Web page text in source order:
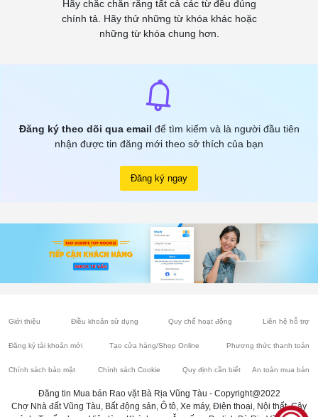
Hãy chắc chắn rằng tất cả các từ đều đúng
chính tả. Hãy thử những từ khóa khác hoặc
những từ khóa chung hơn.
Đăng ký theo dõi qua email để tìm kiếm và là người đầu tiên
nhận được tin đăng mới theo sở thích của bạn
Đăng ký ngay
Giới thiệu Điều khoản sử dụng Quy chế hoạt động Liên hệ hỗ trợ
Đăng ký tài khoản mới Tạo cửa hàng/Shop Online Phương thức thanh toán
Chính sách bảo mật Chính sách Cookie Quy định cần biết An toàn mua bán
Đăng tin Mua bán Rao vặt Bà Rịa Vũng Tàu - Copyright@2022
Chợ Nhà đất Vũng Tàu, Bất động sản, Ô tô, Xe máy, Điện thoại, Nội thất, Cây